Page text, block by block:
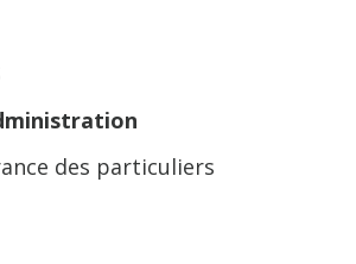
des particuliers